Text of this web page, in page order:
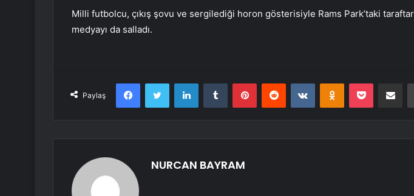
Milli futbolcu, çıkış şovu ve sergilediği horon gösterisiyle Rams Park’taki
medyayı da salladı.
Paylaş
FacebookTwitter LinkedInTumblr PinterestReddit VKontakteOdnoklassniki
Pocket E-
NURCAN BAYRAM